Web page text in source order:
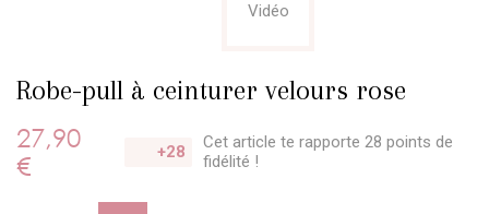
Vidéo
Robe-pull à ceinturer velours rose
27,90
€
+28 Cet article te rapporte 28 points de
fidélité !